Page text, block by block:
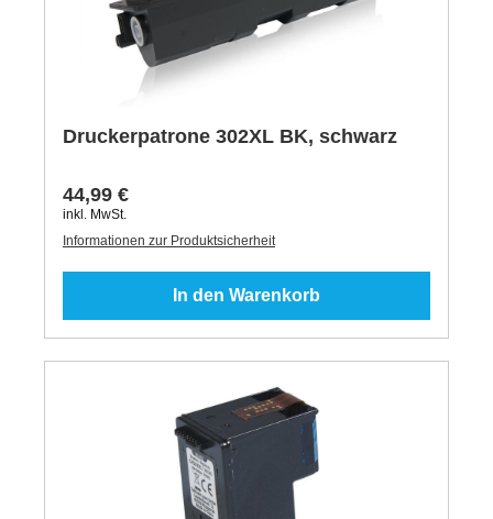
Druckerpatrone 302XL BK, schwarz
44,99 €
inkl. MwSt.
Informationen zur Produktsicherheit
In den Warenkorb